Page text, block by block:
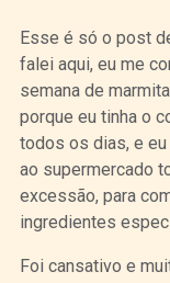
Esse é só o post
falei aqui, eu me
semana de
porque eu tinha o
todos os dias, e
ao supermercado
excessão, para
ingredientes
Foi cansativo e